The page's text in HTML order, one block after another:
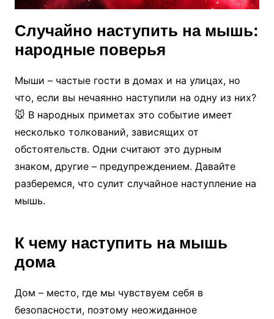
Случайно наступить на мышь:
народные поверья
Мыши – частые гости в домах и на улицах, но
что, если вы нечаянно наступили на одну из них?
🐭 В народных приметах это событие имеет
несколько толкований, зависящих от
обстоятельств. Одни считают это дурным
знаком, другие – предупреждением. Давайте
разберемся, что сулит случайное наступление на
мышь.
К чему наступить на мышь
дома
Дом – место, где мы чувствуем себя в
безопасности, поэтому неожиданное